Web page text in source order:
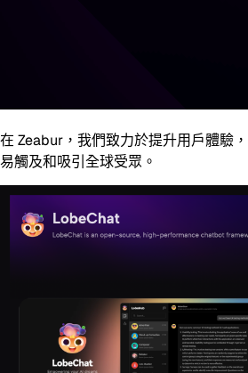
在 Zeabur，我們致力於提升用戶體驗
易觸及和吸引全球受眾。